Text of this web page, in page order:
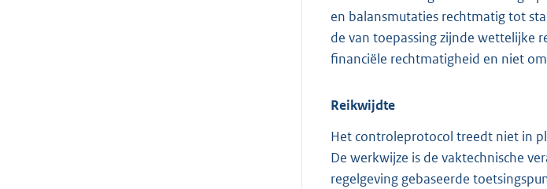
en balansmutaties rechtmatig tot
de van toepassing zijnde wettelijke
financiële rechtmatigheid en niet
Reikwijdte
Het controleprotocol treedt niet in
De werkwijze is de vaktechnische
regelgeving gebaseerde